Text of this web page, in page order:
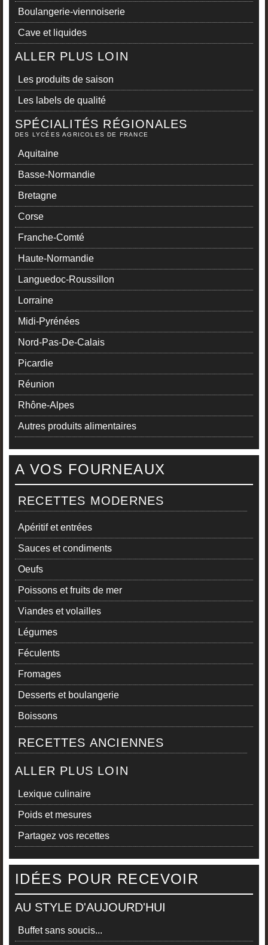
Boulangerie-viennoiserie
Cave et liquides
ALLER PLUS LOIN
Les produits de saison
Les labels de qualité
SPÉCIALITÉS RÉGIONALES
DES LYCÉES AGRICOLES DE FRANCE
Aquitaine
Basse-Normandie
Bretagne
Corse
Franche-Comté
Haute-Normandie
Languedoc-Roussillon
Lorraine
Midi-Pyrénées
Nord-Pas-De-Calais
Picardie
Réunion
Rhône-Alpes
Autres produits alimentaires
A VOS FOURNEAUX
RECETTES MODERNES
Apéritif et entrées
Sauces et condiments
Oeufs
Poissons et fruits de mer
Viandes et volailles
Légumes
Féculents
Fromages
Desserts et boulangerie
Boissons
RECETTES ANCIENNES
ALLER PLUS LOIN
Lexique culinaire
Poids et mesures
Partagez vos recettes
IDÉES POUR RECEVOIR
AU STYLE D'AUJOURD'HUI
Buffet sans soucis...